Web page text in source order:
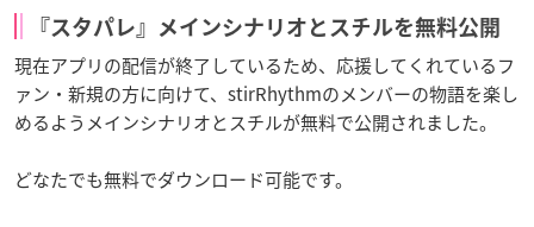
『スタパレ』メインシナリオとスチルを無料公開
現在アプリの配信が終了しているため、応援してくれているフ
ァン・新規の方に向けて、stirRhythmのメンバーの物語を楽し
めるようメインシナリオとスチルが無料で公開されました。
どなたでも無料でダウンロード可能です。